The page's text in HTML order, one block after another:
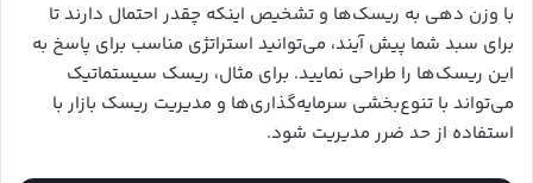
با وزن دهی به ریسک‌ها و تشخیص اینکه چقدر احتمال دارند تا
برای سبد شما پیش آیند، می‌توانید استراتژی مناسب برای پاسخ به
این ریسک‌ها را طراحی نمایید. برای مثال، ریسک سیستماتیک
می‌تواند با تنوع‌بخشی سرمایه‌گذاری‌ها و مدیریت ریسک بازار با
استفاده از حد ضرر مدیریت شود.